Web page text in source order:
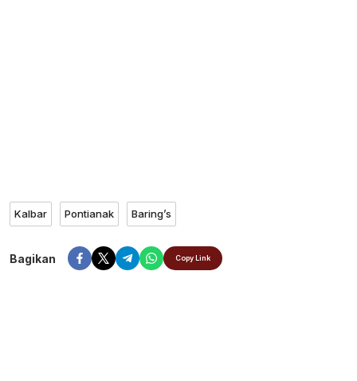
Kalbar Pontianak Baring’s
Bagikan Copy Link